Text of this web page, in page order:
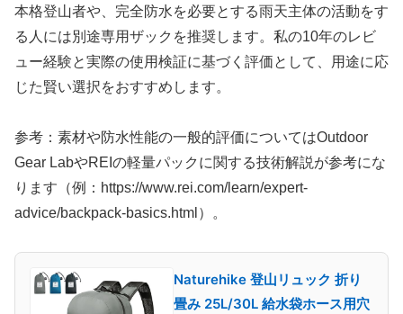
本格登山者や、完全防水を必要とする雨天主体の活動をす
る人には別途専用ザックを推奨します。私の10年のレビ
ュー経験と実際の使用検証に基づく評価として、用途に応
じた賢い選択をおすすめします。
参考：素材や防水性能の一般的評価についてはOutdoor
Gear LabやREIの軽量パックに関する技術解説が参考にな
ります（例：https://www.rei.com/learn/expert-
advice/backpack-basics.html）。
Naturehike 登山リュック 折り
畳み 25L/30L 給水袋ホース用穴